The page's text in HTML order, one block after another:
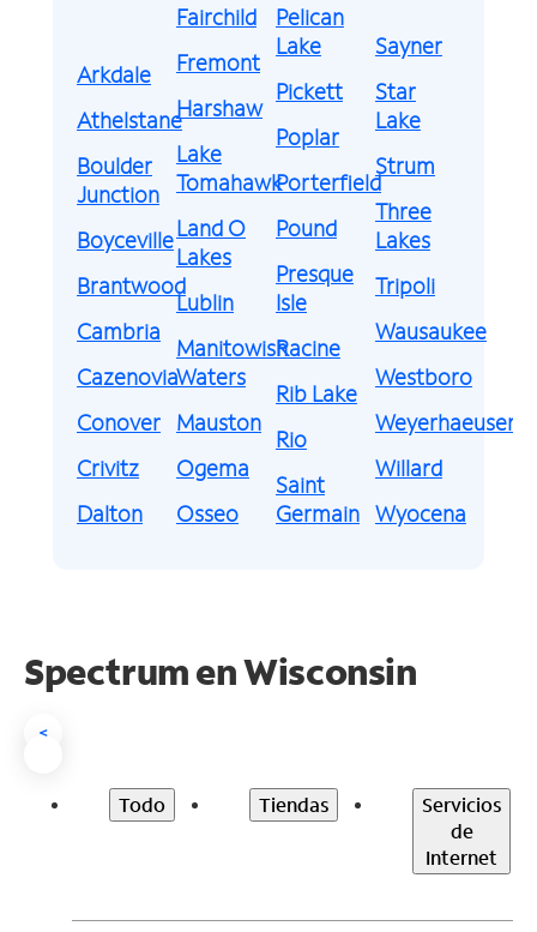
Arkdale
Athelstane
Boulder
Junction
Boyceville
Brantwood
Cambria
Cazenovia
Conover
Crivitz
Dalton
Fairchild
Fremont
Harshaw
Lake
Tomahawk
Land O
Lakes
Lublin
Manitowish
Waters
Mauston
Ogema
Osseo
Pelican
Lake
Pickett
Poplar
Porterfield
Pound
Presque
Isle
Racine
Rib Lake
Rio
Saint
Germain
Sayner
Star
Lake
Strum
Three
Lakes
Tripoli
Wausaukee
Westboro
Weyerhaeuser
Willard
Wyocena
Spectrum enWisconsin
<
Todo Tiendas
Servicios
de
Internet